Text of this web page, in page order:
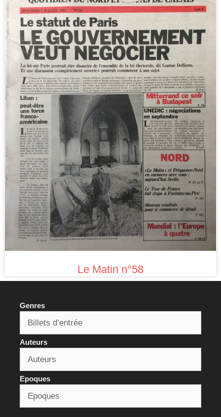
Le Matin n°58
Genres
Auteurs
Epoques